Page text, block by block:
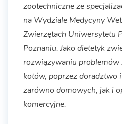
zootechniczne ze
na Wydziale Medycyny
Zwierzętach Uniwersytetu
Poznaniu. Jako dietetyk
rozwiązywaniu
kotów, poprzez doradztwo
zarówno domowych, jak i
komercyjne.